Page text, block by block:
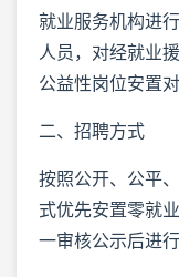
就业服务机构进
人员，对经就业
公益性岗位安置对
二、招聘方式
按照公开、公平
式优先安置零就
一审核公示后进行